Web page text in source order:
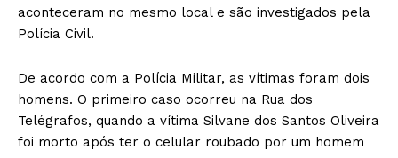
aconteceram no mesmo local e são investigados pela
Polícia Civil.
De acordo com a Polícia Militar, as vítimas foram dois
homens. O primeiro caso ocorreu na Rua dos
Telégrafos, quando a vítima Silvane dos Santos Oliveira
foi morto após ter o celular roubado por um homem